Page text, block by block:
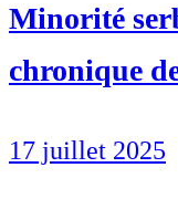
Minorité
chronique
17 juillet 2025